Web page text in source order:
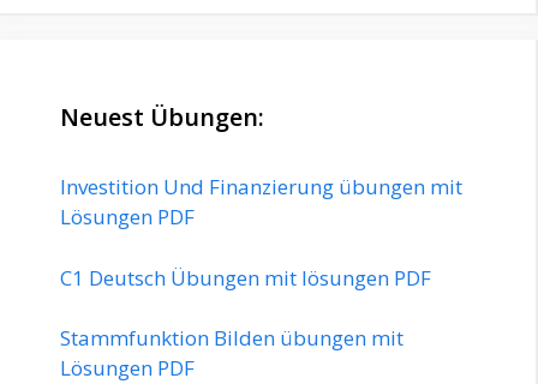
Neuest Übungen:
Investition Und Finanzierung übungen mit
Lösungen PDF
C1 Deutsch Übungen mit lösungen PDF
Stammfunktion Bilden übungen mit
Lösungen PDF